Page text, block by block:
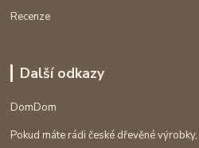
Recenze
Další odkazy
DomDom
Pokud máte rádi české dřevěné